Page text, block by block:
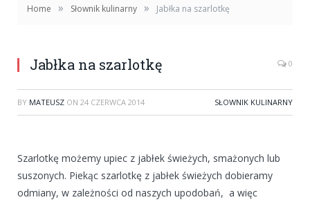
Home » Słownik kulinarny » Jabłka na szarlotkę
Jabłka na szarlotkę 0
BY MATEUSZ ON 24 CZERWCA 2014 SŁOWNIK KULINARNY
Szarlotkę możemy upiec z jabłek świeżych, smażonych lub
suszonych. Piekąc szarlotkę z jabłek świeżych dobieramy
odmiany, w zależności od naszych upodobań, a więc